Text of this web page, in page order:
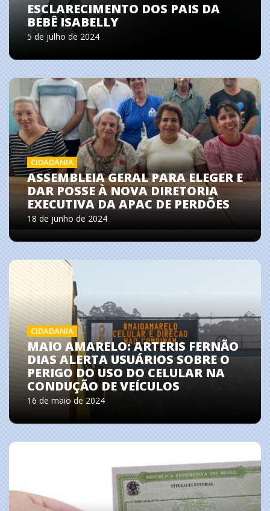
ESCLARECIMENTO DOS PAIS DA
BEBÊ ISABELLY
5 de julho de 2024
CIDADANIA
ASSEMBLEIA GERAL PARA ELEGER E
DAR POSSE À NOVA DIRETORIA
EXECUTIVA DA APAC DE PERDÕES
18 de junho de 2024
CIDADANIA
MAIO AMARELO: ARTERIS FERNÃO
DIAS ALERTA USUÁRIOS SOBRE O
PERIGO DO USO DO CELULAR NA
CONDUÇÃO DE VEÍCULOS
16 de maio de 2024